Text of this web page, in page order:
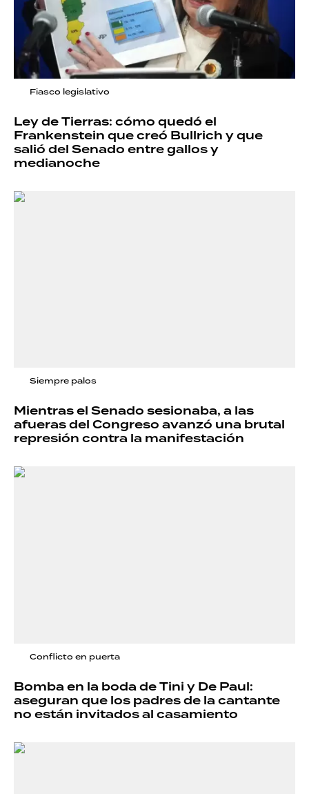
Fiasco legislativo
Ley de Tierras: cómo quedó el
Frankenstein que creó Bullrich y que
salió del Senado entre gallos y
medianoche
Siempre palos
Mientras el Senado sesionaba, a las
afueras del Congreso avanzó una brutal
represión contra la manifestación
Conflicto en puerta
Bomba en la boda de Tini y De Paul:
aseguran que los padres de la cantante
no están invitados al casamiento